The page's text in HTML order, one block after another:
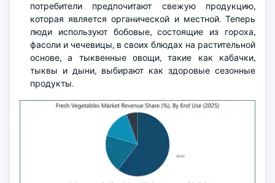
потребители предпочитают свежую продукцию,
которая является органической и местной. Теперь
люди используют бобовые, состоящие из гороха,
фасоли и чечевицы, в своих блюдах на растительной
основе, а тыквенные овощи, такие как кабачки,
тыквы и дыни, выбирают как здоровые сезонные
продукты.